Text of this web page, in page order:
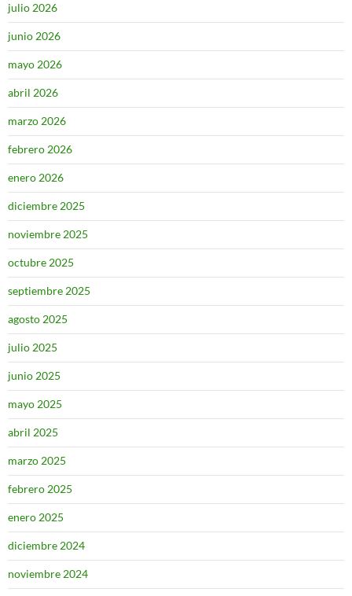
julio 2026
junio 2026
mayo 2026
abril 2026
marzo 2026
febrero 2026
enero 2026
diciembre 2025
noviembre 2025
octubre 2025
septiembre 2025
agosto 2025
julio 2025
junio 2025
mayo 2025
abril 2025
marzo 2025
febrero 2025
enero 2025
diciembre 2024
noviembre 2024